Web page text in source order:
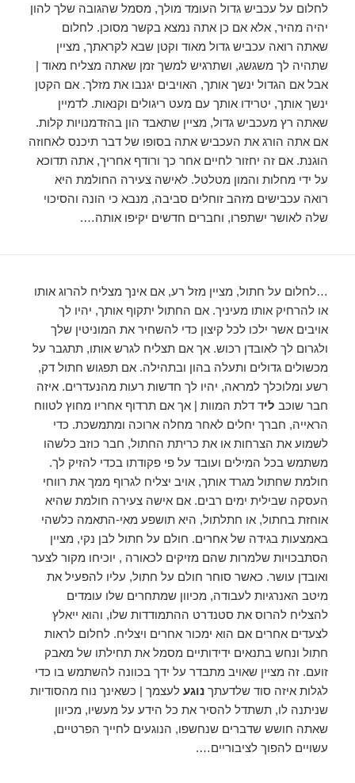
לחלום על עכביש גדול העומד מולך, מסמל שהגובה שלך להון
יהיה מהיר, אלא אם כן אתה נמצא בקשר מסוכן. לחלום
שאתה רואה עכביש גדול מאוד וקטן שבא לקראתך, מציין
שתהיה לך משגשג, ושתרגיש למשך זמן שאתה מצליח מאוד |
אבל אם הגדול ינשך אותך, האויבים יגנבו את מזלך. אם הקטן
ינשך אותך, יטרידו אותך עם מעט ריגולים וקנאות. לדמיין
שאתה רץ מעכביש גדול, מציין שתאבד הון בהזדמנויות קלות.
אם אתה הורג את העכביש אתה בסופו של דבר תיכנס לאחוזה
הוגנת. אם זה יחזור לחיים אחר כך ורודף אחריך, אתה תדוכא
על ידי מחלות והמון מטלטל. לאישה צעירה החולמת היא
רואה עכבישים מזהב זוחלים סביבה, מנבא כי הונה והסיכוי
שלה לאושר ישתפרו, וחברים חדשים יקיפו אותה….
…לחלום על חתול, מציין מזל רע, אם אינך מצליח להרוג אותו
או להרחיק אותו מעיניך. אם החתול יתקוף אותך, יהיו לך
אויבים אשר ילכו לכל קיצון כדי להשחיר את המוניטין שלך
ולגרום לך לאובדן רכוש. אך אם תצליח לגרש אותו, תתגבר על
מכשולים גדולים ותעלה בהון ובתהילה. אם תפגוש חתול דק,
רשע ומלוכלך למראה, יהיו לך חדשות רעות מהנעדרים. איזה
חבר שוכב ליד דלת המוות | אך אם תרדוף אחריו מחוץ לטווח
הראייה, חברך יחלים לאחר מחלה ארוכה ומתמשכת. כדי
לשמוע את הצרחות או את כריתת החתול, חבר כוזב כלשהו
משתמש בכל המילים ועובד על פי פקודתו בכדי להזיק לך.
חולמת שחתול מגרד אותך, אויב יצליח לגרוף ממך את רווחי
העסקה שבילית ימים רבים. אם אישה צעירה חולמת שהיא
אוחזת בחתול, או חתלתול, היא תושפע מאי-התאמה כלשהי
באמצעות בגידה של אחרים. חולם על חתול לבן נקי, מציין
הסתבכויות שלמרות שהם מזיקים לכאורה , יוכיחו מקור לצער
ואובדן עושר. כאשר סוחר חולם על חתול, עליו להפעיל את
מיטב האנרגיות לעבודה, מכיוון שמתחרים שלו עומדים
להצליח להרוס את סטנדרט ההתמודדות שלו, והוא ייאלץ
לצעדים אחרים אם הוא ימכור אחרים ויצליח. לחלום לראות
חתול ונחש בתנאים ידידותיים מסמל את תחילתו של מאבק
זועם. זה מציין שאויב מתבדר על ידך בכוונה להשתמש בו כדי
לגלות איזה סוד שלדעתךנוגע לעצמך | כשאינך נוח מהסודיות
שניתנה לו, תשתדל להסיר את כל הידע על מעשיו, מכיוון
שאתה חושש שדברים שנחשפו, הנוגעים לחייך הפרטיים,
עשויים להפוך לציבוריים….